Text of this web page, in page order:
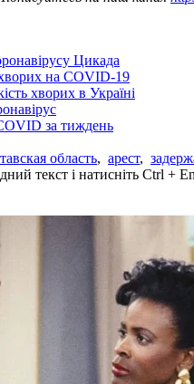
Цикада
хворих на COVID-19
хворих в Україні
за тиждень
область, арест,
текст і натисніть Ctrl +